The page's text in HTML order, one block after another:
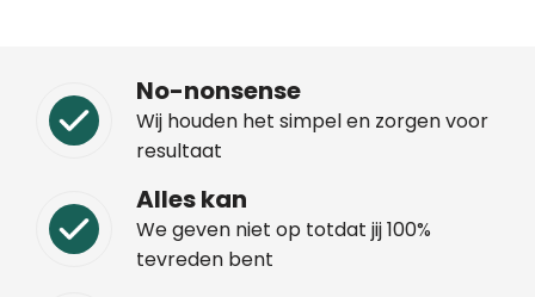
No-nonsense
Wij houden het simpel en zorgen voor
resultaat
Alles kan
We geven niet op totdat jij 100%
tevreden bent